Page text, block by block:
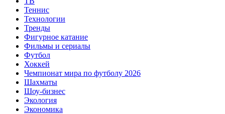
Теннис
Технологии
Тренды
Фигурное катание
Фильмы и сериалы
Футбол
Хоккей
Чемпионат мира по футболу 2026
Шахматы
Шоу-бизнес
Экология
Экономика